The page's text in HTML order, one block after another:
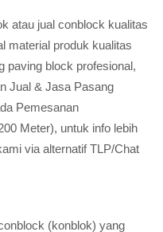
atau jual conblock kualitas
material produk kualitas
paving block profesional,
Jual & Jasa Pasang
Pemesanan
Meter), untuk info lebih
via alternatif TLP/Chat
(konblok) yang